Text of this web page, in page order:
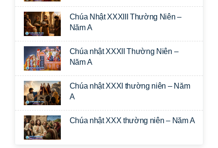
Chúa Nhật XXXIII Thường Niên –
Năm A
Chúa nhật XXXII Thường Niên –
Năm A
Chúa nhật XXXI thường niên – Năm
A
Chúa nhật XXX thường niên – Năm A